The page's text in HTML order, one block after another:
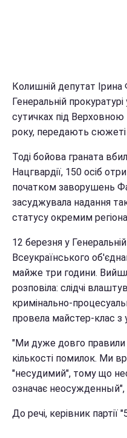
Колишній депутат Ірина
Генеральній
сутичках під
року, передають сюжеті
Тоді бойова граната
Нацгвардії, 150 осіб
початком заворушень
засуджувала надання
статусу окремим
12 березня у
Всеукраїнського
майже три години.
розповіла: слідчі
кримінально-
провела майстер-клас з
"Ми дуже довго правили
кількості помилок. Ми
"несудимий", тому що
означає неосужденный",
До речі, керівник партії